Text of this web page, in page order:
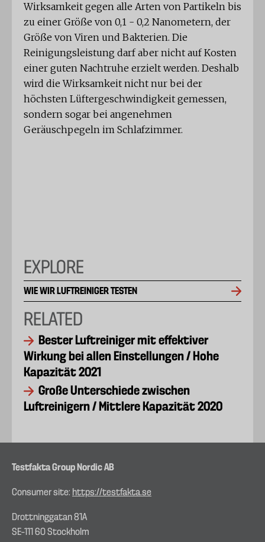
Wirksamkeit gegen alle Arten von Partikeln bis
zu einer Größe von 0,1 - 0,2 Nanometern, der
Größe von Viren und Bakterien. Die
Reinigungsleistung darf aber nicht auf Kosten
einer guten Nachtruhe erzielt werden. Deshalb
wird die Wirksamkeit nicht nur bei der
höchsten Lüftergeschwindigkeit gemessen,
sondern sogar bei angenehmen
Geräuschpegeln im Schlafzimmer.
EXPLORE
WIE WIR LUFTREINIGER TESTEN
RELATED
Bester Luftreiniger mit effektiver
Wirkung bei allen Einstellungen / Hohe
Kapazität 2021
Große Unterschiede zwischen
Luftreinigern / Mittlere Kapazität 2020
Testfakta Group Nordic AB
Consumer site: https://testfakta.se
Drottninggatan 81A
SE–111 60 Stockholm